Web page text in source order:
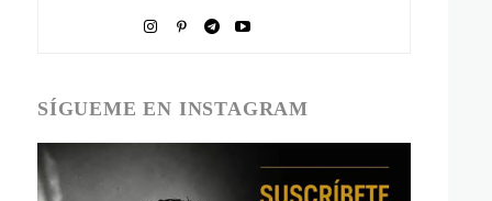
SÍGUEME EN INSTAGRAM